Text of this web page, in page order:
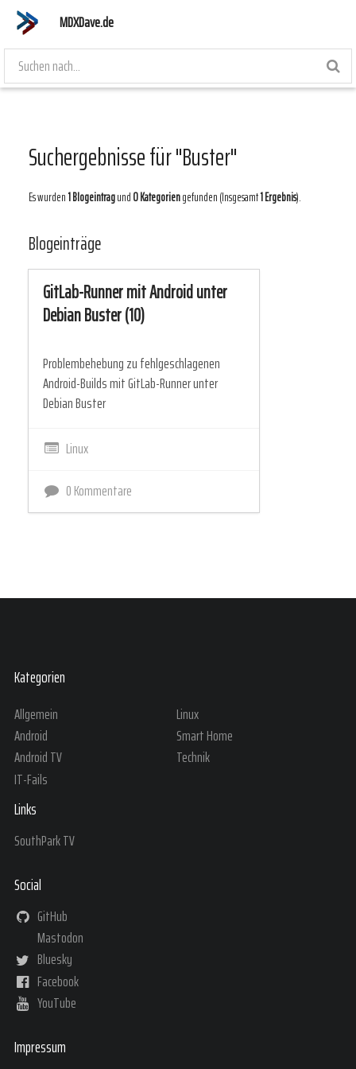
MDXDave.de
Suchergebnisse für "Buster"
Es wurden1 Blogeintragund0 Kategoriengefunden (Insgesamt1 Ergebnis).
Blogeinträge
GitLab-Runner mit Android unter
Debian Buster (10)
Problembehebung zu fehlgeschlagenen
Android-Builds mit GitLab-Runner unter
Debian Buster
Linux
0 Kommentare
Kategorien
Allgemein
Android
Android TV
IT-Fails
Linux
Smart Home
Technik
Links
SouthPark TV
Social
GitHub
Mastodon
Bluesky
Facebook
YouTube
Impressum